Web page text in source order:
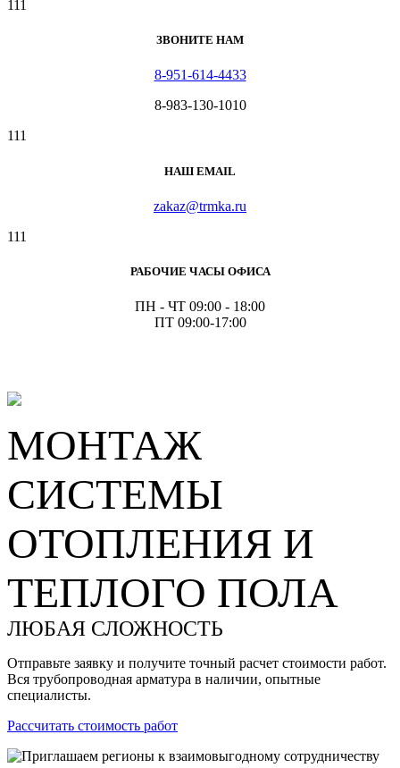
111
ЗВОНИТЕ НАМ
8-951-614-4433
8-983-130-1010
111
НАШ EMAIL
zakaz@trmka.ru
111
РАБОЧИЕ ЧАСЫ ОФИСА
ПН - ЧТ 09:00 - 18:00
ПТ 09:00-17:00
МОНТАЖ
СИСТЕМЫ
ОТОПЛЕНИЯ И
ТЕПЛОГО ПОЛА
ЛЮБАЯ СЛОЖНОСТЬ
Отправьте заявку и получите точный расчет стоимости работ.
Вся трубопроводная арматура в наличии, опытные
специалисты.
Рассчитать стоимость работ